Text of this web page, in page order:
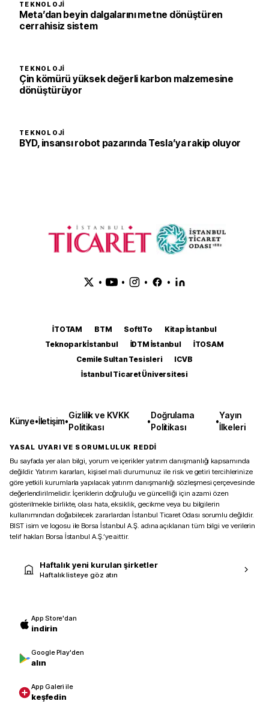
TEKNOLOJI
Meta’dan beyin dalgalarını metne dönüştüren
cerrahisiz sistem
TEKNOLOJI
Çin kömürü yüksek değerli karbon malzemesine
dönüştürüyor
TEKNOLOJI
BYD, insansı robot pazarında Tesla’ya rakip oluyor
• • • •
İTOTAM BTM SoftITo
Kitap İstanbul
Teknopark İstanbul
İDTM İstanbul
İTOSAM
Cemile Sultan Tesisleri
ICVB
İstanbul Ticaret Üniversitesi
Künye•İletişim•
Gizlilik ve KVKK
Politikası
•
Doğrulama
Politikası
•
Yayın
İlkeleri
YASAL UYARI VE SORUMLULUK REDDİ
Bu sayfada yer alan bilgi, yorum ve içerikler yatırım danışmanlığı kapsamında
değildir. Yatırım kararları, kişisel mali durumunuz ile risk ve getiri tercihlerinize
göre yetkili kurumlarla yapılacak yatırım danışmanlığı sözleşmesi çerçevesinde
değerlendirilmelidir. İçeriklerin doğruluğu ve güncelliği için azami özen
gösterilmekle birlikte, olası hata, eksiklik, gecikme veya bu bilgilerin
kullanımından doğabilecek zararlardan İstanbul Ticaret Odası sorumlu değildir.
BIST isim ve logosu ile Borsa İstanbul A.Ş. adına açıklanan tüm bilgi ve verilerin
telif hakları Borsa İstanbul A.Ş.’ye aittir.
Haftalık yeni kurulan şirketler
Haftalık listeye göz atın
App Store'dan
indirin
Google Play'den
alın
App Galeri ile
keşfedin